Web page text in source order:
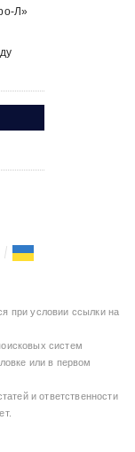
Л»
при условии ссылки на
систем
или в первом
и ответственности